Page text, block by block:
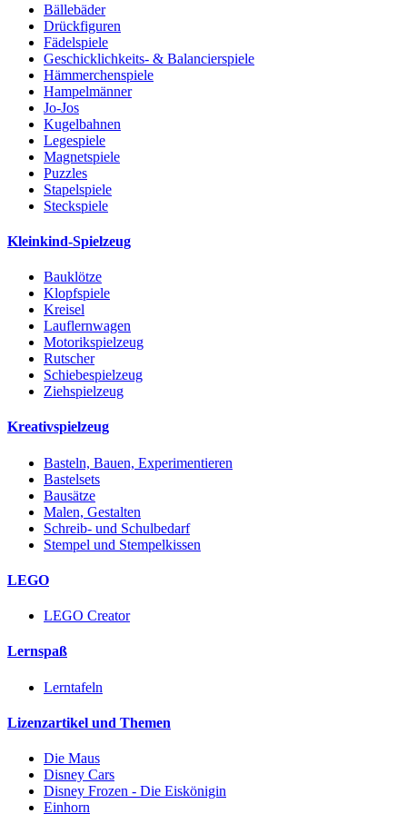
Bällebäder
Drückfiguren
Fädelspiele
Geschicklichkeits- & Balancierspiele
Hämmerchenspiele
Hampelmänner
Jo-Jos
Kugelbahnen
Legespiele
Magnetspiele
Puzzles
Stapelspiele
Steckspiele
Kleinkind-Spielzeug
Bauklötze
Klopfspiele
Kreisel
Lauflernwagen
Motorikspielzeug
Rutscher
Schiebespielzeug
Ziehspielzeug
Kreativspielzeug
Basteln, Bauen, Experimentieren
Bastelsets
Bausätze
Malen, Gestalten
Schreib- und Schulbedarf
Stempel und Stempelkissen
LEGO
LEGO Creator
Lernspaß
Lerntafeln
Lizenzartikel und Themen
Die Maus
Disney Cars
Disney Frozen - Die Eiskönigin
Einhorn